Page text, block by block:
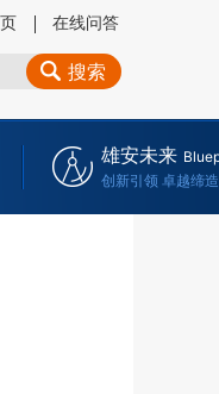
在线问答
搜索
雄安未来
创新引领 卓越缔造